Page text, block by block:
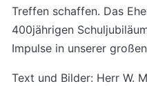
Treffen schaffen. Das
400jährigen
Impulse in unserer
Text und Bilder: Herr W.